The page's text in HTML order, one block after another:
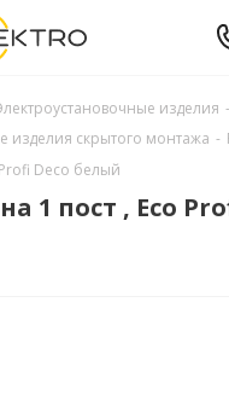
изделия -
изделия скрытого монтажа -
Deco белый
1 пост , Eco